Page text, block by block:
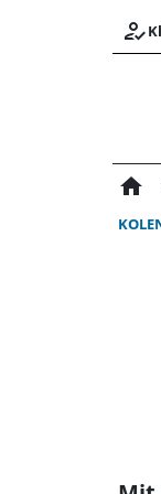
how_to_reg
home